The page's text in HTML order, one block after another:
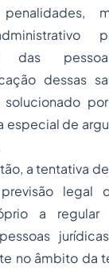
das
dessas
especial de
a tentativa
legal
a
no âmbito da